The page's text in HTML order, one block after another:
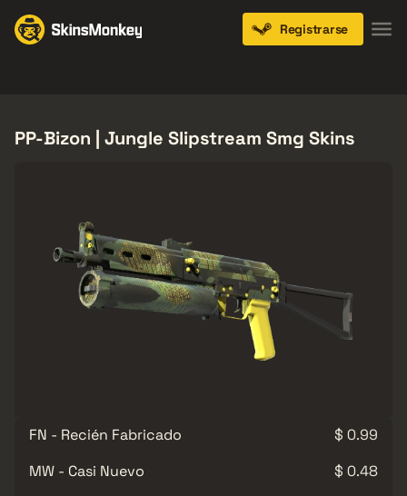
Registrarse
PP-Bizon | Jungle Slipstream Smg Skins
FN - Recién Fabricado
$ 0.99
MW - Casi Nuevo
$ 0.48